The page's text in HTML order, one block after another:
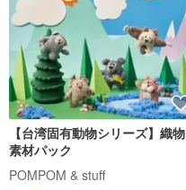
【台湾固有動物シリーズ】織物
素材パック
POMPOM & stuff